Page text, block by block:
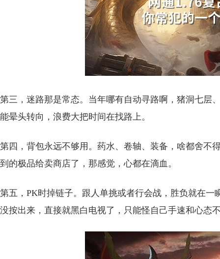
第三，迷路那是常态。当年哪有自动寻路啊，猪洞七层
能晕头转向，浪费大把时间在找路上。
第四，背包永远不够用。药水、卷轴、装备，啥都舍不
到的极品给卖商店了，那感觉，心都在滴血。
第五，PK时掉链子。跟人单挑或者行会战，胜负就在
没按出来，直接就黑白电视了，只能怪自己手速和心态